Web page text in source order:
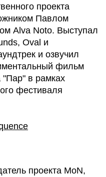
проекта
Павлом
Alva Noto. Выступал
Oval и
и озвучил
фильм
"Пар" в рамках
фестиваля
проекта MoN,